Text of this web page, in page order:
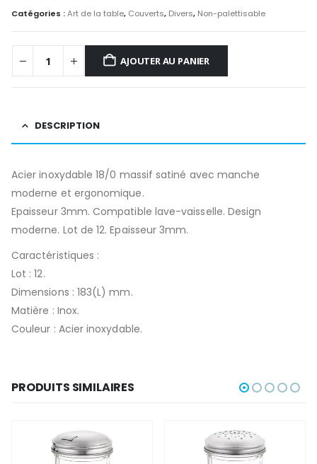
Catégories :Art de la table, Couverts, Divers, Non-palettisable
AJOUTER AU PANIER
DESCRIPTION
Acier inoxydable 18/0 massif satiné avec manche
moderne et ergonomique.
Epaisseur 3mm. Compatible lave-vaisselle. Design
moderne. Lot de 12. Epaisseur 3mm.
Caractéristiques :
Lot : 12.
Dimensions : 183(L) mm.
Matière : Inox.
Couleur : Acier inoxydable.
PRODUITS SIMILAIRES